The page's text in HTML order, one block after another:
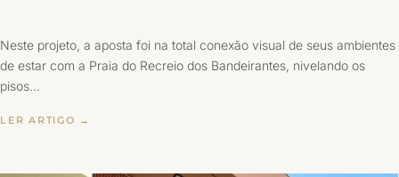
Neste projeto, a aposta foi na total conexão visual de seus ambientes
de estar com a Praia do Recreio dos Bandeirantes, nivelando os
pisos…
LER ARTIGO →